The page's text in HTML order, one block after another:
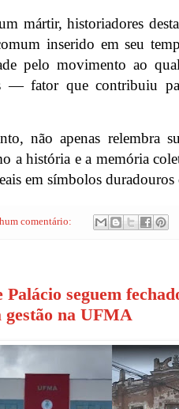
mártir, historiadores
inserido em seu
pelo movimento ao
— fator que contribuiu
não apenas relembra
a história e a memória
em símbolos
comentário:
Palácio seguem
gestão na UFMA